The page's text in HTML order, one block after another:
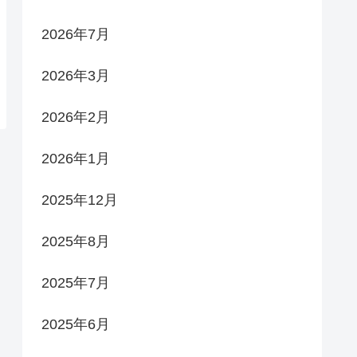
2026年7月
2026年3月
2026年2月
2026年1月
2025年12月
2025年8月
2025年7月
2025年6月